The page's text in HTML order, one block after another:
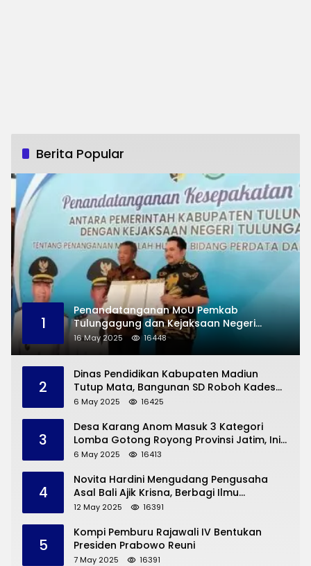
Berita Popular
1
Penandatanganan MoU Pemkab
Tulungagung dan Kejaksaan Negeri
Permasalahan Hukum
16 May 2025 16448
2
Dinas Pendidikan Kabupaten Madiun
Tutup Mata, Bangunan SD Roboh Kades
Dermorejo Bangun Pakai Dana Pribadi
6 May 2025 16425
3
Desa Karang Anom Masuk 3 Kategori
Lomba Gotong Royong Provinsi Jatim, Ini
yang Disampaikan Sekda Trenggalek
6 May 2025 16413
4
Novita Hardini Mengudang Pengusaha
Asal Bali Ajik Krisna, Berbagi Ilmu
Pengembangan Pariwisata dan UMKM
12 May 2025 16391
5
Kompi Pemburu Rajawali IV Bentukan
Presiden Prabowo Reuni
7 May 2025 16391